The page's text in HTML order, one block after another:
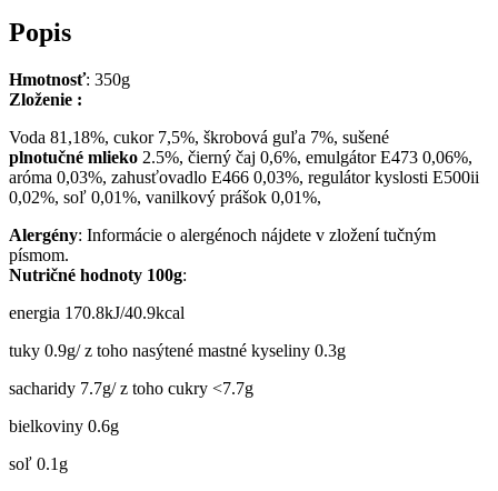
Popis
Hmotnosť: 350g
Zloženie :
Voda 81,18%, cukor 7,5%, škrobová guľa 7%, sušené
plnotučné mlieko 2.5%, čierný čaj 0,6%, emulgátor E473 0,06%,
aróma 0,03%, zahusťovadlo E466 0,03%, regulátor kyslosti E500ii
0,02%, soľ 0,01%, vanilkový prášok 0,01%,
Alergény: Informácie o alergénoch nájdete v zložení tučným
písmom.
Nutričné hodnoty 100g:
energia 170.8kJ/40.9kcal
tuky 0.9g/ z toho nasýtené mastné kyseliny 0.3g
sacharidy 7.7g/ z toho cukry <7.7g
bielkoviny 0.6g
soľ 0.1g